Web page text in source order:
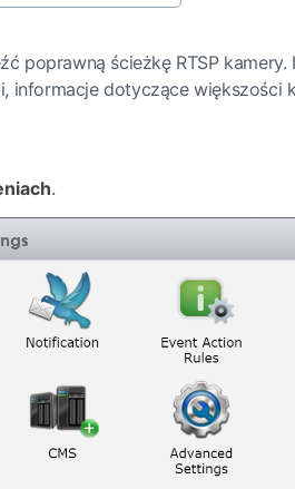
poprawną ścieżkę RTSP
informacje dotyczące większości
.